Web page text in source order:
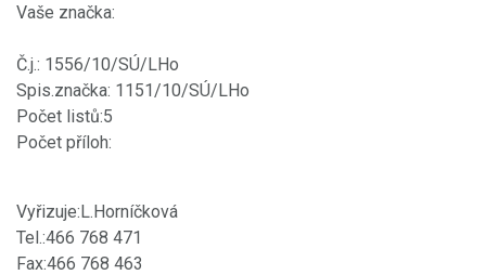
Vaše značka:
Č.j.: 1556/10/SÚ/LHo
Spis.značka: 1151/10/SÚ/LHo
Počet listů:5
Počet příloh:
Vyřizuje:L.Horníčková
Tel.:466 768 471
Fax:466 768 463